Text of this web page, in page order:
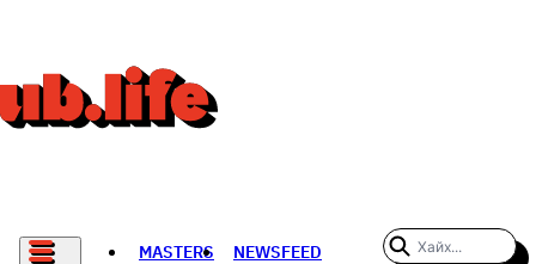
MASTERS NEWSFEED